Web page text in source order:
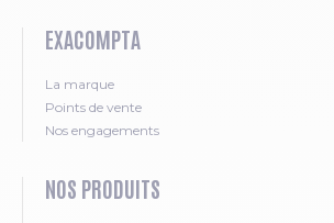
EXACOMPTA
La marque
Points de vente
Nos engagements
NOS PRODUITS